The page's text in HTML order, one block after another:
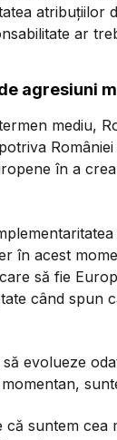
atribuțiilor
ar
agresiuni
mediu,
în a
în acest
să fie
când spun
evolueze
suntem